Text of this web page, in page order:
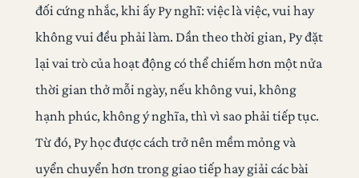
đối cứng nhắc, khi ấy Py nghĩ: việc là việc, vui hay
không vui đều phải làm. Dần theo thời gian, Py đặt
lại vai trò của hoạt động có thể chiếm hơn một nửa
thời gian thở mỗi ngày, nếu không vui, không
hạnh phúc, không ý nghĩa, thì vì sao phải tiếp tục.
Từ đó, Py học được cách trở nên mềm mỏng và
uyển chuyển hơn trong giao tiếp hay giải các bài